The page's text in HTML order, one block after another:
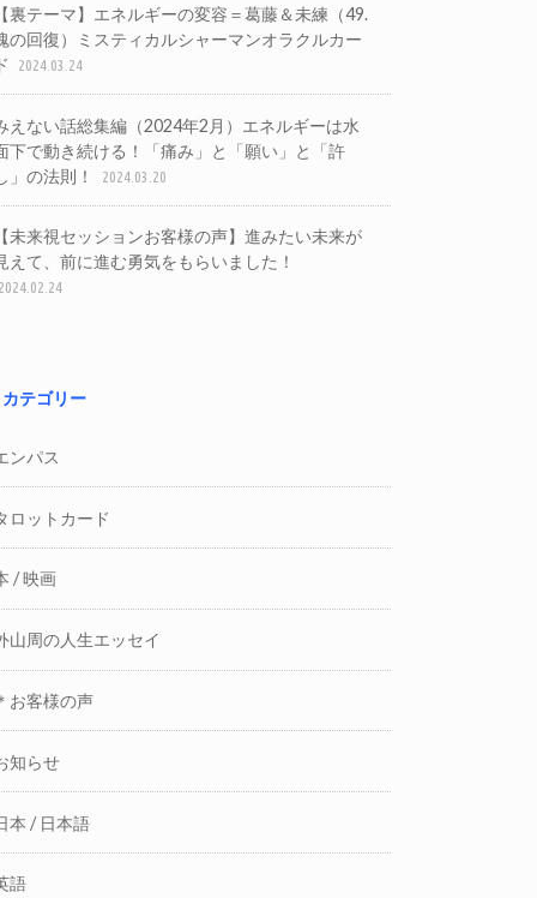
裏テーマ】エネルギーの変容＝葛藤＆未練（49.
の回復）ミスティカルシャーマンオラクルカー
2024.03.24
えない話総集編（2024年2月）エネルギーは水
下で動き続ける！「痛み」と「願い」と「許
」の法則！
2024.03.20
未来視セッションお客様の声】進みたい未来が
えて、前に進む勇気をもらいました！
カテゴリー
ンパス
ロットカード
/ 映画
山周の人生エッセイ
お客様の声
知らせ
本 / 日本語
語